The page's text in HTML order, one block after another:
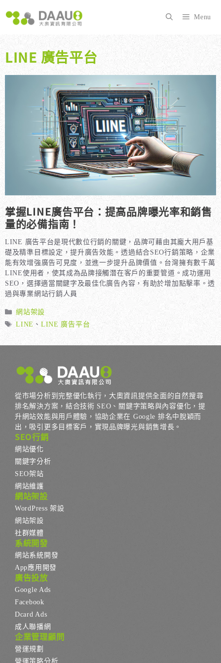
至
內
Menu
LINE 廣告平台
掌握LINE廣告平台：提高品牌曝光率和銷售
量的必備指南！
LINE 廣告平台是現代數位行銷的關鍵，品牌可藉由其龐大用戶基
礎及精準目標設定，提升廣告效能。透過結合SEO行銷策略，企業
能有效增強廣告可見度，並進一步提升品牌價值。台灣擁有數千萬
LINE使用者，使其成為品牌接觸潛在客戶的重要管道。成功運用
SEO，選擇適當關鍵字及最佳化廣告內容，有助於增加點擊率。透
過與專業網站行銷人員
分
類
網站架設
標
LINE 、 LINE 廣告平台
從市場分析到完整優化執行，大奧資訊提供全面的自然搜尋
排名解決方案，結合技術 SEO、關鍵字策略與內容優化，提
升網站效能與用戶體驗，協助企業在 Google 排名中脫穎而
出，吸引更多目標客戶，實現品牌曝光與銷售增長。
SEO行銷
網站優化
關鍵字分析
SEO架站
網站維護
網站架設
WordPress 架設
網站架設
社群媒體
系統開發
網站系統開發
App應用開發
廣告投放
Google Ads
Facebook
Dcard Ads
成人聯播網
企業管理顧問
營運規劃
營運策略分析